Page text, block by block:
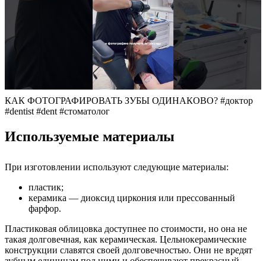
КАК ФОТОГРАФИРОВАТЬ ЗУБЫ ОДИНАКОВО? #доктор
#dentist #dent #стоматолог
Используемые материалы
При изготовлении используют следующие материалы:
пластик;
керамика — диоксид циркония или прессованный
фарфор.
Пластиковая облицовка доступнее по стоимости, но она не
такая долговечная, как керамическая. Цельнокерамические
конструкции славятся своей долговечностью. Они не вредят